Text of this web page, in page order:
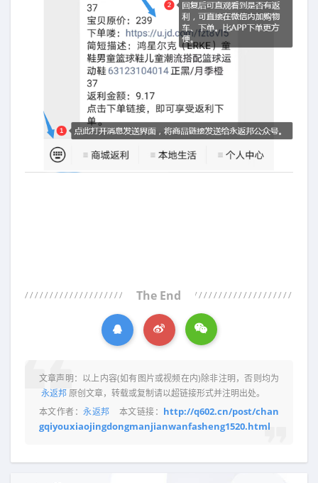
The End
文章声明：以上内容(如有图片或视频在内)除非注明，否则均为
永返邦原创文章，转载或复制请以超链接形式并注明出处。
本文作者：永返邦 本文链接： http://q602.cn/post/chan
gqiyouxiaojingdongmanjianwanfasheng1520.html